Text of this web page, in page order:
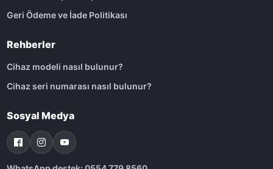
Geri Ödeme ve İade Politikası
Rehberler
Cihaz modeli nasıl bulunur?
Cihaz seri numarası nasıl bulunur?
Sosyal Medya